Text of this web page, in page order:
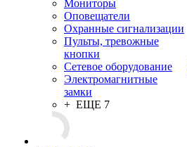
Мониторы
Оповещатели
Охранные сигнализации
Пульты, тревожные
кнопки
Сетевое оборудование
Электромагнитные
замки
+ ЕЩЕ 7